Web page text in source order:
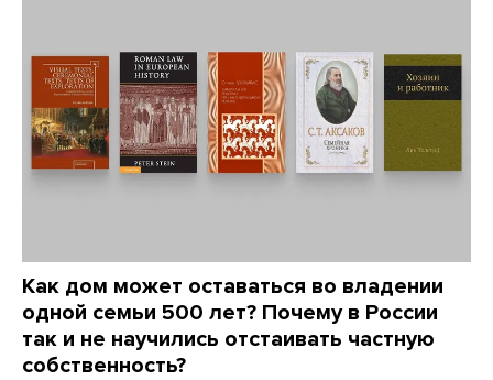
Как дом может оставаться во владении
одной семьи 500 лет? Почему в России
так и не научились отстаивать частную
собственность?